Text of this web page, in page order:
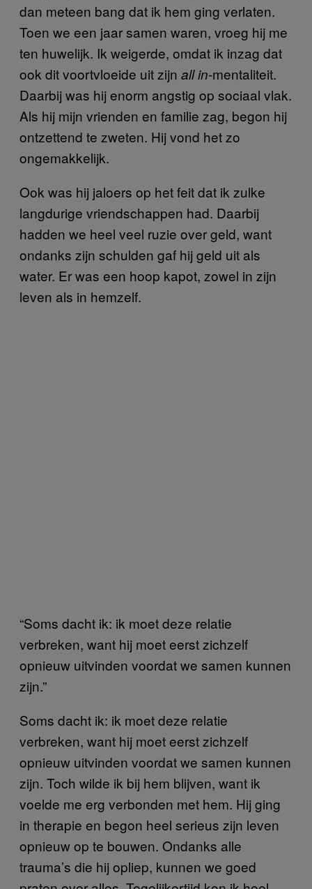
dan meteen bang dat ik hem ging verlaten.
Toen we een jaar samen waren, vroeg hij me
ten huwelijk. Ik weigerde, omdat ik inzag dat
ook dit voortvloeide uit zijn all in-mentaliteit.
Daarbij was hij enorm angstig op sociaal vlak.
Als hij mijn vrienden en familie zag, begon hij
ontzettend te zweten. Hij vond het zo
ongemakkelijk.
Ook was hij jaloers op het feit dat ik zulke
langdurige vriendschappen had. Daarbij
hadden we heel veel ruzie over geld, want
ondanks zijn schulden gaf hij geld uit als
water. Er was een hoop kapot, zowel in zijn
leven als in hemzelf.
“Soms dacht ik: ik moet deze relatie
verbreken, want hij moet eerst zichzelf
opnieuw uitvinden voordat we samen kunnen
zijn.”
Soms dacht ik: ik moet deze relatie
verbreken, want hij moet eerst zichzelf
opnieuw uitvinden voordat we samen kunnen
zijn. Toch wilde ik bij hem blijven, want ik
voelde me erg verbonden met hem. Hij ging
in therapie en begon heel serieus zijn leven
opnieuw op te bouwen. Ondanks alle
trauma’s die hij opliep, kunnen we goed